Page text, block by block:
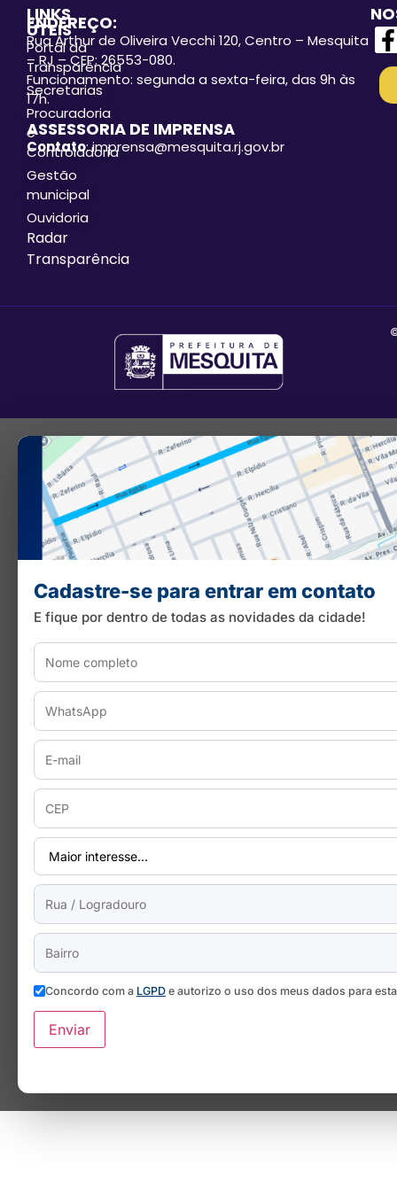
LINKS
ÚTEIS
Portal da
Transparência
Secretarias
Procuradoria
e
Controladoria
Gestão
municipal
Ouvidoria
Radar
Transparência
ENDEREÇO:
Rua Arthur de Oliveira Vecchi 120, Centro – Mesquita
– RJ – CEP: 26553-080.
Funcionamento: segunda a sexta-feira, das 9h às
17h.
ASSESSORIA DE IMPRENSA
Contato: imprensa@mesquita.rj.gov.br
Cadastre-se para entrar em contato
E fique por dentro de todas as novidades da cidade!
Concordo com a LGPD e autorizo o uso dos meus dados para
Enviar